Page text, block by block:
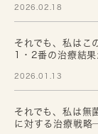
2026.02.18
それでも、私はこ
1・2番の治療結
2026.01.13
それでも、私は無
に対する治療戦略